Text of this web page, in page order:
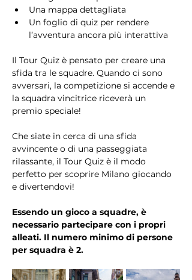
Una mappa dettagliata
Un foglio di quiz per rendere
l’avventura ancora più interattiva
Il Tour Quiz è pensato per creare una
sfida tra le squadre. Quando ci sono
avversari, la competizione si accende e
la squadra vincitrice riceverà un
premio speciale!
Che siate in cerca di una sfida
avvincente o di una passeggiata
rilassante, il Tour Quiz è il modo
perfetto per scoprire Milano giocando
e divertendovi!
Essendo un gioco a squadre, è
necessario partecipare con i propri
alleati. Il numero minimo di persone
per squadra è 2.